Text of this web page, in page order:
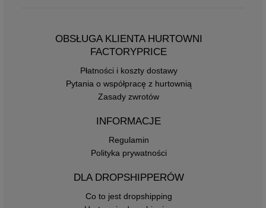
OBSŁUGA KLIENTA HURTOWNI
FACTORYPRICE
Płatności i koszty dostawy
Pytania o współpracę z hurtownią
Zasady zwrotów
INFORMACJE
Regulamin
Polityka prywatności
DLA DROPSHIPPERÓW
Co to jest dropshipping